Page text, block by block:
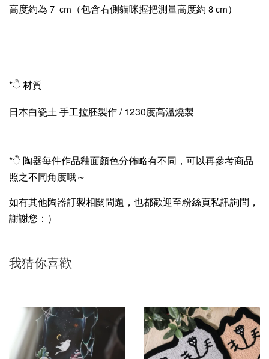
高度約為 7 cm（包含右側貓咪握把測量高度約 8 cm）
*ੈ 材質
日本白瓷土 手工拉胚製作 / 1230度高溫燒製
*ੈ 陶器每件作品釉面顏色分佈略有不同，可以再參考商品
照之不同角度哦～
如有其他陶器訂製相關問題，也都歡迎至粉絲頁私訊詢問，
謝謝您：）
我猜你喜歡